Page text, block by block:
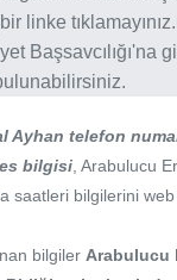
linke
Başsavcılığı'na
Ayhan telefon
bilgisi , Arabulucu
saatleri bilgilerini
bilgiler Arabulucu